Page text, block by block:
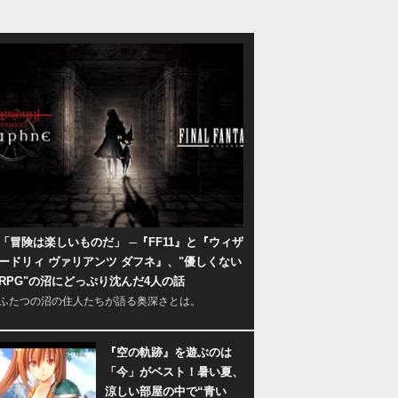
冒険は楽しいものだ」 ─『FF11』と『ウィザ
ドリィ ヴァリアンツ ダフネ』、"優しくない
の沼にどっぷり沈んだ4人の話
たつの沼の住人たちが語る奥深さとは。
『空の軌跡』を遊ぶのは
「今」がベスト！暑い夏、
涼しい部屋の中で“青い